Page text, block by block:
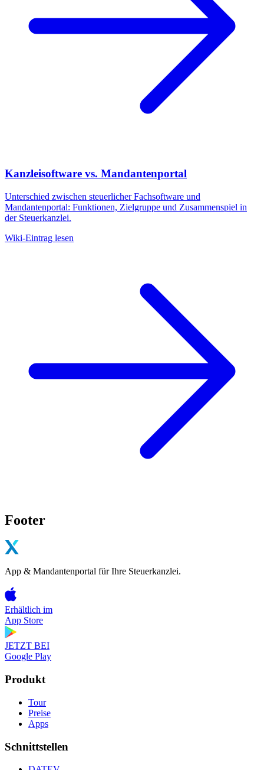
Kanzleisoftware vs. Mandantenportal
Unterschied zwischen steuerlicher Fachsoftware und
Mandantenportal: Funktionen, Zielgruppe und Zusammenspiel in
der Steuerkanzlei.
Wiki-Eintrag lesen
Footer
App & Mandantenportal für Ihre Steuerkanzlei.
Erhältlich im
App Store
JETZT BEI
Google Play
Produkt
Tour
Preise
Apps
Schnittstellen